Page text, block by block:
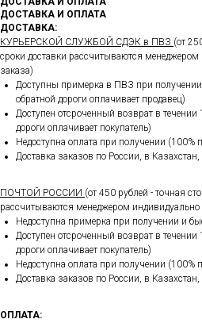
ДОСТАВКА И ОПЛАТА
ДОСТАВКА:
КУРЬЕРСКОЙ СЛУЖБОЙ СДЭК в ПВЗ (от
сроки доставки рассчитываются
заказа)
Доступны примерка в ПВЗ при
обратной дороги оплачивает
Доступен отсроченный возврат в течении
дороги оплачивает покупатель)
Недоступна оплата при получении (100%
Доставка заказов по России, в
ПОЧТОЙ РОССИИ (от 450 рублей - точная
рассчитываются менеджером индивидуально
Недоступна примерка при получении и
Доступен отсроченный возврат в течении
дороги оплачивает покупатель)
Недоступна оплата при получении (100%
Доставка заказов по России, в
ОПЛАТА: